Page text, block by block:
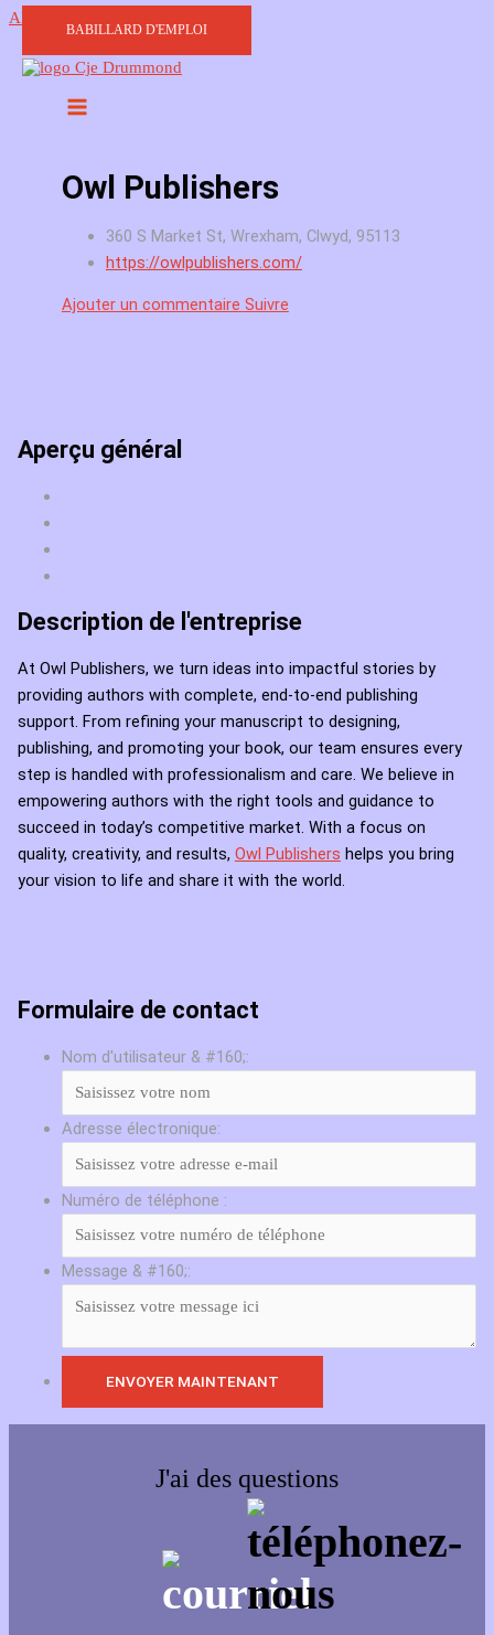
Aller au contenu
BABILLARD D'EMPLOI
Owl Publishers
360 S Market St, Wrexham, Clwyd, 95113
https://owlpublishers.com/
Ajouter un commentaire Suivre
Aperçu général
Description de l'entreprise
At Owl Publishers, we turn ideas into impactful stories by
providing authors with complete, end-to-end publishing
support. From refining your manuscript to designing,
publishing, and promoting your book, our team ensures every
step is handled with professionalism and care. We believe in
empowering authors with the right tools and guidance to
succeed in today’s competitive market. With a focus on
quality, creativity, and results, Owl Publishers helps you bring
your vision to life and share it with the world.
Formulaire de contact
Nom d'utilisateur & #160;:
Adresse électronique:
Numéro de téléphone :
Message & #160;:
J'ai des questions